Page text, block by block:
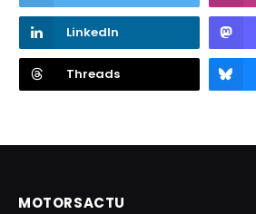
LinkedIn
Threads
MOTORSACTU